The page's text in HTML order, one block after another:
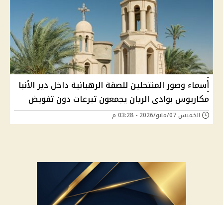
أسماء وصور المنتحلين للصفة الرهبانية داخل دير الأنبا
مكاريوس بوادى الريان يجمعون تبرعات دون تفويض
الخميس 07/مايو/2026 - 03:28 م